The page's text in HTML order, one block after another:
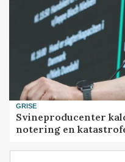
GRISE
Svineproducenter
notering en